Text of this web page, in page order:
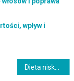
wpływ i
Dieta niskotłuszczowa – jakie produkty należy unikać?